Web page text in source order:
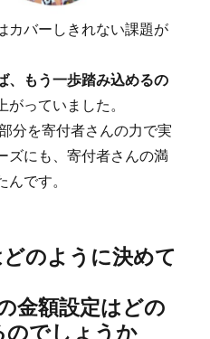
カバーしきれない課題が
、もう一歩踏み込めるの
がっていました。
分を寄付者さんの力で実
ズにも、寄付者さんの満
です。
のように決めて
金額設定はどの
のでしょうか